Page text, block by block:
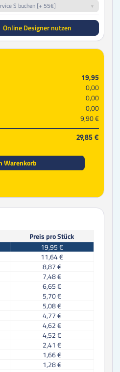
S buchen [+ 55€]
Online Designer nutzen
19,95
0,00
0,00
0,00
9,90 €
29,85 €
Warenkorb
Preis pro Stück
19,95 €
11,64 €
8,87 €
7,48 €
6,65 €
5,70 €
5,08 €
4,77 €
4,62 €
4,52 €
2,41 €
1,66 €
1,28 €